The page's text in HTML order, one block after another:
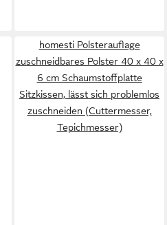
homesti Polsterauflage
zuschneidbares Polster 40 x 40 x
6 cm Schaumstoffplatte
Sitzkissen, lässt sich problemlos
zuschneiden (Cuttermesser,
Tepichmesser)